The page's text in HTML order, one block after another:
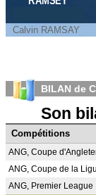
Calvin RAMSAY
BILAN de
Son
Compétitions
ANG, Coupe
ANG, Coupe de la
ANG, Premier League